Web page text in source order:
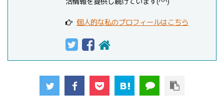
個人的な私のプロフィールはこちら